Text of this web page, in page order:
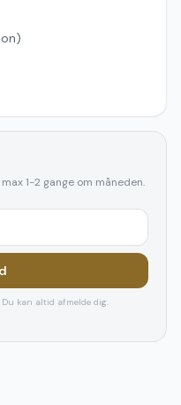
1-2 gange om måneden.
kan altid afmelde dig.